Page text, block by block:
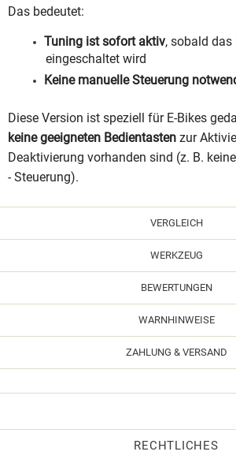
Das bedeutet:
Tuning ist sofort aktiv, sobald das
eingeschaltet wird
Keine manuelle Steuerung
Diese Version ist speziell für E-Bikes
keine geeigneten Bedientasten zur
Deaktivierung vorhanden sind (z. B.
- Steuerung).
VERGLEICH
WERKZEUG
BEWERTUNGEN
WARNHINWEISE
ZAHLUNG & VERSAND
RECHTLICHES